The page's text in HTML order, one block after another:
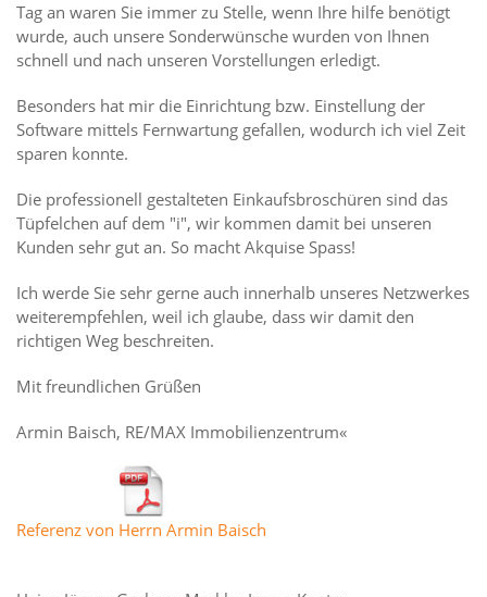
Tag an waren Sie immer zu Stelle, wenn Ihre hilfe benötigt
wurde, auch unsere Sonderwünsche wurden von Ihnen
schnell und nach unseren Vorstellungen erledigt.
Besonders hat mir die Einrichtung bzw. Einstellung der
Software mittels Fernwartung gefallen, wodurch ich viel Zeit
sparen konnte.
Die professionell gestalteten Einkaufsbroschüren sind das
Tüpfelchen auf dem "i", wir kommen damit bei unseren
Kunden sehr gut an. So macht Akquise Spass!
Ich werde Sie sehr gerne auch innerhalb unseres Netzwerkes
weiterempfehlen, weil ich glaube, dass wir damit den
richtigen Weg beschreiten.
Mit freundlichen Grüßen
Armin Baisch, RE/MAX Immobilienzentrum«
Referenz von Herrn Armin Baisch